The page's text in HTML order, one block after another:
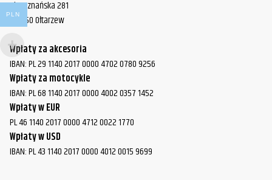
ul. Poznańska 281
05-850 Ołtarzew
Wpłaty za akcesoria
IBAN: PL 29 1140 2017 0000 4702 0780 9256
Wpłaty za motocykle
IBAN: PL 68 1140 2017 0000 4002 0357 1452
Wpłaty w EUR
PL 46 1140 2017 0000 4712 0022 1770
Wpłaty w USD
IBAN: PL 43 1140 2017 0000 4012 0015 9699
PLN